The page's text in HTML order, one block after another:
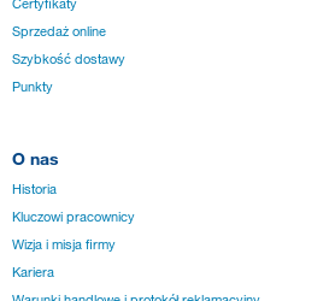
Sprzedaż online
Szybkość dostawy
Punkty
O nas
Historia
Kluczowi pracownicy
Wizja i misja firmy
Kariera